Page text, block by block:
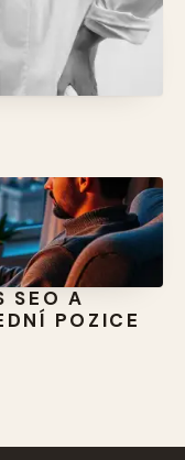
SEO A
POZICE